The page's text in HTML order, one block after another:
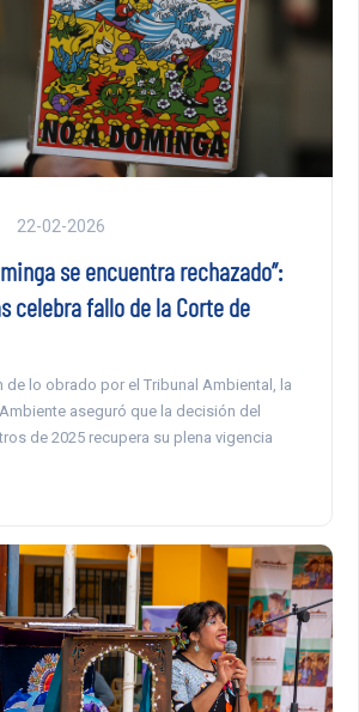
22-02-2026
se encuentra rechazado”:
celebra fallo de la Corte de
de lo obrado por el Tribunal Ambiental, la
aseguró que la decisión del
de 2025 recupera su plena vigencia